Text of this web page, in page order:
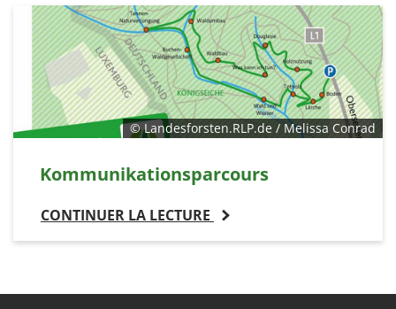
© Landesforsten.RLP.de / Melissa Conrad
Kommunikationsparcours
CONTINUER LA LECTURE